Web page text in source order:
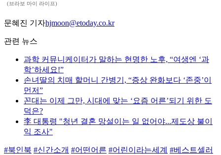
(브라보 마이 라이프)
문혜진 기자hjmoon@etoday.co.kr
관련 뉴스
과학 커뮤니케이터가 말하는 현명한 노후, “여생엔 ‘과
학’하세요!”
손녀딸의 치매 할머니 간병기, “증상 완화보다 ‘존중’이
먼저”
꼰대는 이제 그만, 시대에 맞는 ‘요즘 어른’되기 위한 도
덕은?
李 대통령 "청년 결혼 망설이는 일 없어야...제도상 불이
익 조사"
#북인북 #신간소개 #어떤어른 #어린이라는세계 #베스트셀러